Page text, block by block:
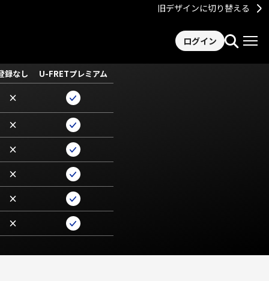
旧デザインに切り替える
ログイン
録なし U-FRETプレミアム
×
×
×
×
×
×